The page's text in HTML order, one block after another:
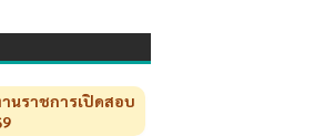
านราชการเปิดสอบ